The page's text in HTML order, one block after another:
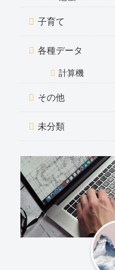
子育て
各種データ
計算機
その他
未分類